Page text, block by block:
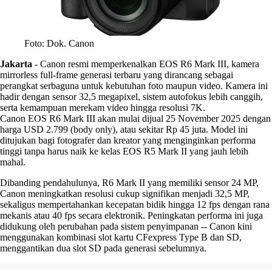
Foto: Dok. Canon
Jakarta - Canon resmi memperkenalkan EOS R6 Mark III, kamera
mirrorless full-frame generasi terbaru yang dirancang sebagai
perangkat serbaguna untuk kebutuhan foto maupun video. Kamera ini
hadir dengan sensor 32,5 megapixel, sistem autofokus lebih canggih,
serta kemampuan merekam video hingga resolusi 7K.
Canon EOS R6 Mark III akan mulai dijual 25 November 2025 dengan
harga USD 2.799 (body only), atau sekitar Rp 45 juta. Model ini
ditujukan bagi fotografer dan kreator yang menginginkan performa
tinggi tanpa harus naik ke kelas EOS R5 Mark II yang jauh lebih
mahal.
Dibanding pendahulunya, R6 Mark II yang memiliki sensor 24 MP,
Canon meningkatkan resolusi cukup signifikan menjadi 32,5 MP,
sekaligus mempertahankan kecepatan bidik hingga 12 fps dengan rana
mekanis atau 40 fps secara elektronik. Peningkatan performa ini juga
didukung oleh perubahan pada sistem penyimpanan -- Canon kini
menggunakan kombinasi slot kartu CFexpress Type B dan SD,
menggantikan dua slot SD pada generasi sebelumnya.